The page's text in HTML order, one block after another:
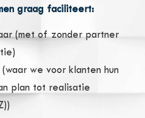
graag faciliteert:
(met of zonder partner
we voor klanten hun
plan tot realisatie